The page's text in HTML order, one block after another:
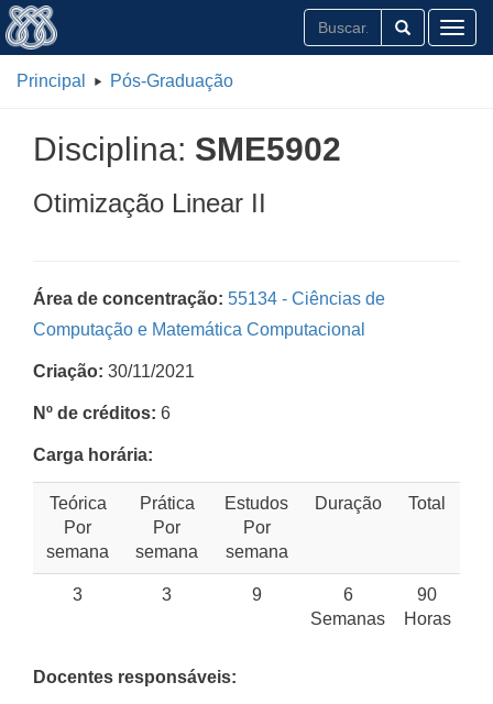
Principal Pós-Graduação
Disciplina: SME5902
Otimização Linear II
Área de concentração: 55134 - Ciências de
Computação e Matemática Computacional
Criação: 30/11/2021
Nº de créditos: 6
Carga horária:
Teórica
Por
semana
Prática
Por
semana
Estudos
Por
semana
Duração Total
3 3 9
6
Semanas
90
Horas
Docentes responsáveis: